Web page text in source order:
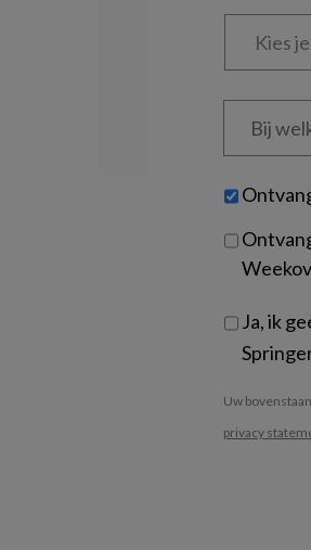
Kies
Bij
welke
je?
Untitled
Ja, ik
Uw
privacy